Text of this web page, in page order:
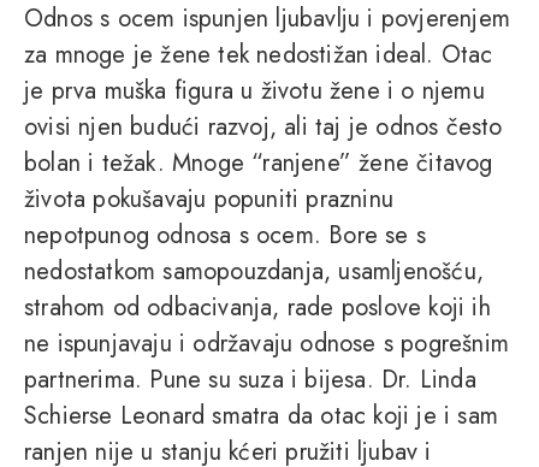
Odnos s ocem ispunjen ljubavlju i povjerenjem
za mnoge je žene tek nedostižan ideal. Otac
je prva muška figura u životu žene i o njemu
ovisi njen budući razvoj, ali taj je odnos često
bolan i težak. Mnoge “ranjene” žene čitavog
života pokušavaju popuniti prazninu
nepotpunog odnosa s ocem. Bore se s
nedostatkom samopouzdanja, usamljenošću,
strahom od odbacivanja, rade poslove koji ih
ne ispunjavaju i održavaju odnose s pogrešnim
partnerima. Pune su suza i bijesa. Dr. Linda
Schierse Leonard smatra da otac koji je i sam
ranjen nije u stanju kćeri pružiti ljubav i